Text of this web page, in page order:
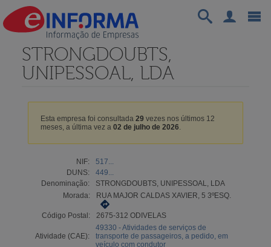
STRONGDOUBTS,
UNIPESSOAL, LDA
Esta empresa foi consultada 29 vezes nos últimos 12
meses, a última vez a 02 de julho de 2026.
NIF:
517...
DUNS:
449...
Denominação:
STRONGDOUBTS, UNIPESSOAL, LDA
Morada:
RUA MAJOR CALDAS XAVIER, 5 3ºESQ.
Código Postal: 2675-312 ODIVELAS
Atividade (CAE):
49330 - Atividades de serviços de
transporte de passageiros, a pedido, em
veículo com condutor